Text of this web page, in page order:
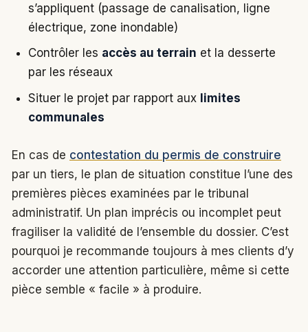
s’appliquent (passage de canalisation, ligne
électrique, zone inondable)
Contrôler les accès au terrain et la desserte
par les réseaux
Situer le projet par rapport aux limites
communales
En cas de contestation du permis de construire
par un tiers, le plan de situation constitue l’une des
premières pièces examinées par le tribunal
administratif. Un plan imprécis ou incomplet peut
fragiliser la validité de l’ensemble du dossier. C’est
pourquoi je recommande toujours à mes clients d’y
accorder une attention particulière, même si cette
pièce semble « facile » à produire.